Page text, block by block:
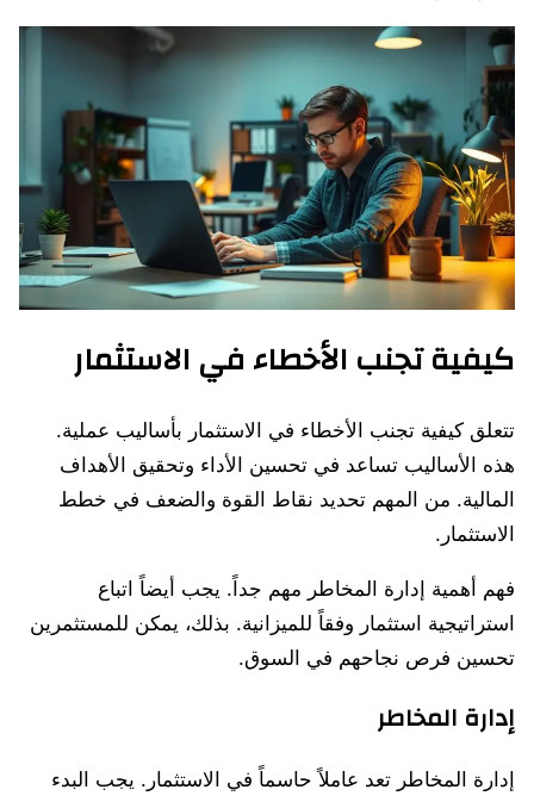
كيفية تجنب الأخطاء في الاستثمار
تتعلق كيفية تجنب الأخطاء في الاستثمار بأساليب عملية.
هذه الأساليب تساعد في تحسين الأداء وتحقيق الأهداف
المالية. من المهم تحديد نقاط القوة والضعف في خطط
الاستثمار.
فهم أهمية إدارة المخاطر مهم جداً. يجب أيضاً اتباع
استراتيجية استثمار وفقاً للميزانية. بذلك، يمكن للمستثمرين
تحسين فرص نجاحهم في السوق.
إدارة المخاطر
إدارة المخاطر تعد عاملاً حاسماً في الاستثمار. يجب البدء